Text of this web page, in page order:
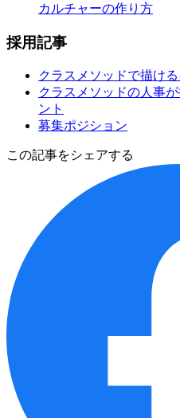
カルチャーの作り方
採用記事
クラスメソッドで描け
クラスメソッドの人事
ント
募集ポジション
この記事をシェアする